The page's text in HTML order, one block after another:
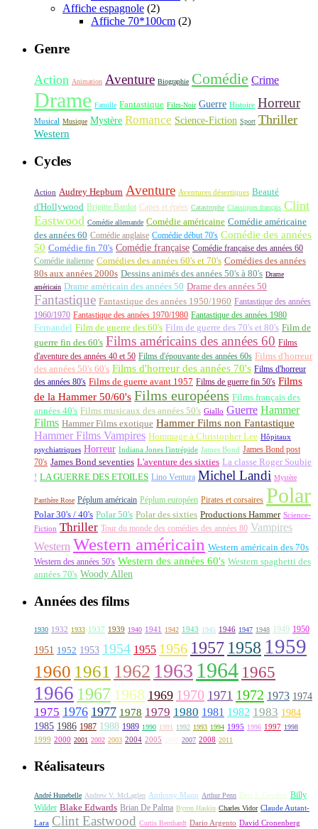
Affiche espagnole (2)
Affiche 70*100cm (2)
Genre
Action Animation Aventure Biographie Comédie Crime
Drame Famille Fantastique Film-Noir Guerre Histoire Horreur
Musical Musique Mystère Romance Science-Fiction Sport Thriller
Western
Cycles
Action Audrey Hepburn Aventure Aventures désertiques Beauté
d'Hollywood Brigitte Bardot Capes et épées Catastrophe Classiques français Clint
Eastwood Comédie allemande Comédie américaine Comédie américaine
des années 60 Comédie anglaise Comédie début 70's Comédie des années
50 Comédie fin 70's Comédie française Comédie française des années 60
Comédie italienne Comédies des années 60's et 70's Comédies des années
80s aux années 2000s Dessins animés des années 50's à 80's Drame
américain Drame américain des années 50 Drame des années 50
Fantastique Fantastique des années 1950/1960 Fantastique des années
1960/1970 Fantastique des années 1970/1980 Fantastique des années 1980
Fernandel Film de guerre des 60's Film de guerre des 70's et 80's Film de
guerre fin des 60's Films américains des années 60 Films
d'aventure des années 40 et 50 Films d'épouvante des années 60s Films d'horreur
des années 50's 60's Films d'horreur des années 70's Films d'horreur
des années 80's Films de guerre avant 1957 Films de guerre fin 50's Films
de la Hammer 50/60's Films européens Films français des
années 40's Films musicaux des années 50's Giallo Guerre Hammer
Films Hammer Films exotique Hammer Films non Fantastique
Hammer Films Vampires Hommage à Christopher Lee Hôpitaux
psychiatriques Horreur Indiana Jones l'intrépide James Bond James Bond post
70's James Bond seventies L'aventure des sixties La classe Roger Soubie
! LA GUERRE DES ETOILES Lino Ventura Michel Landi Mystère
Panthère Rose Péplum américain Péplum européen Pirates et corsaires Polar
Polar 30's / 40's Polar 50's Polar des sixties Productions Hammer Science-
Fiction Thriller Tour du monde des comédies des années 80 Vampires
Western Western américain Western américain des 70s
Western des années 50's Western des années 60's Western spaghetti des
années 70's Woody Allen
Années des films
1930 1932 1933 1937 1939 1940 1941 1942 1943 1945 1946 1947 1948 1949 1950
1951 1952 1953 1954 1955 1956 1957 1958 1959
1960 1961 1962 1963 1964 1965
1966 1967 1968 1969 1970 1971 1972 1973 1974
1975 1976 1977 1978 1979 1980 1981 1982 1983 1984
1985 1986 1987 1988 1989 1990 1991 1992 1993 1994 1995 1996 1997 1998
1999 2000 2001 2002 2003 2004 2005 2007 2008 2011
Réalisateurs
André Hunebelle Andrew V. McLaglen Anthony Mann Arthur Penn Bert I. Gordon Billy
Wilder Blake Edwards Brian De Palma Byron Haskin Charles Vidor Claude Autant-
Lara Clint Eastwood Curtis Bernhardt Dario Argento David Cronenberg